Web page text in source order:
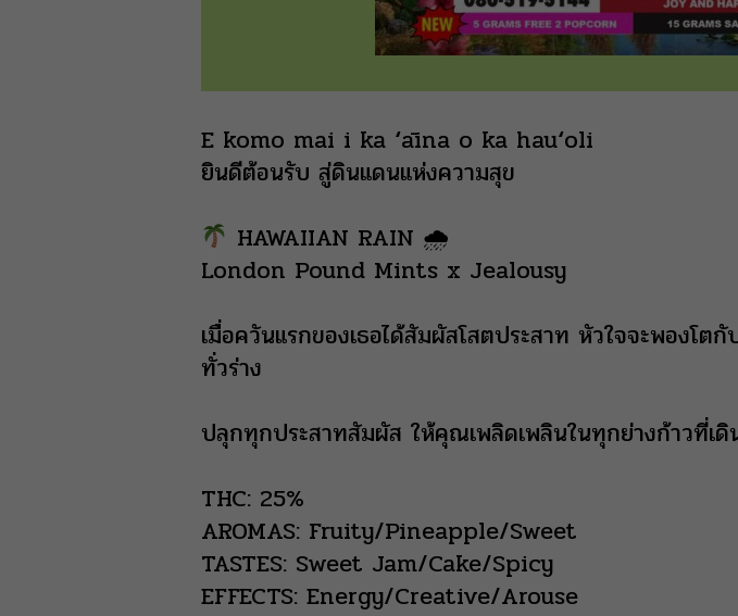
E komo mai i ka ʻāina o ka hauʻoli
ยินดีต้อนรับ สู่ดินแดนแห่งความสุข
HAWAIIAN RAIN 🌧
London Pound Mints x Jealousy
เมื่อควันแรกของเธอได้สัมผัสโสตประสาท หัวใจจะพองโ
ทั่วร่าง
ปลุกทุกประสาทสัมผัส ให้คุณเพลิดเพลินในทุกย่างก้าวที่เดิ
THC: 25%
AROMAS: Fruity/Pineapple/Sweet
TASTES: Sweet Jam/Cake/Spicy
EFFECTS: Energy/Creative/Arouse